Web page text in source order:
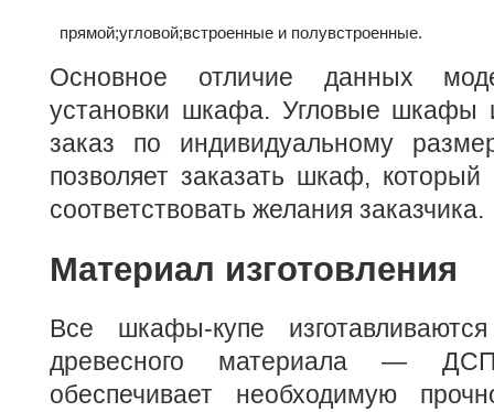
прямой;угловой;встроенные и полувстроенные.
Основное отличие данных
установки шкафа. Угловые шкафы
заказ по индивидуальному
позволяет заказать шкаф,
соответствовать желания заказчика.
Материал изготовления
Все шкафы-купе
древесного материала —
обеспечивает необходимую